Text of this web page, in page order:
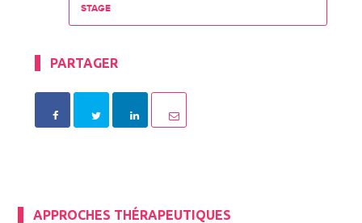
STAGE
PARTAGER
APPROCHES THÉRAPEUTIQUES